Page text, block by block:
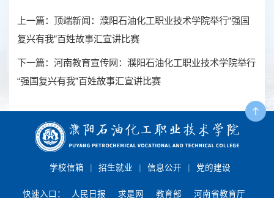
上一篇：顶端新闻：濮阳石油化工职业技术学院举行“强国
复兴有我”百姓故事汇宣讲比赛
下一篇：河南教育宣传网：濮阳石油化工职业技术学院举行
“强国复兴有我”百姓故事汇宣讲比赛
学校信箱 | 招生就业 | 信息公开 | 党的建设
快速入口： 人民日报 求是网 教育部 河南省教育厅